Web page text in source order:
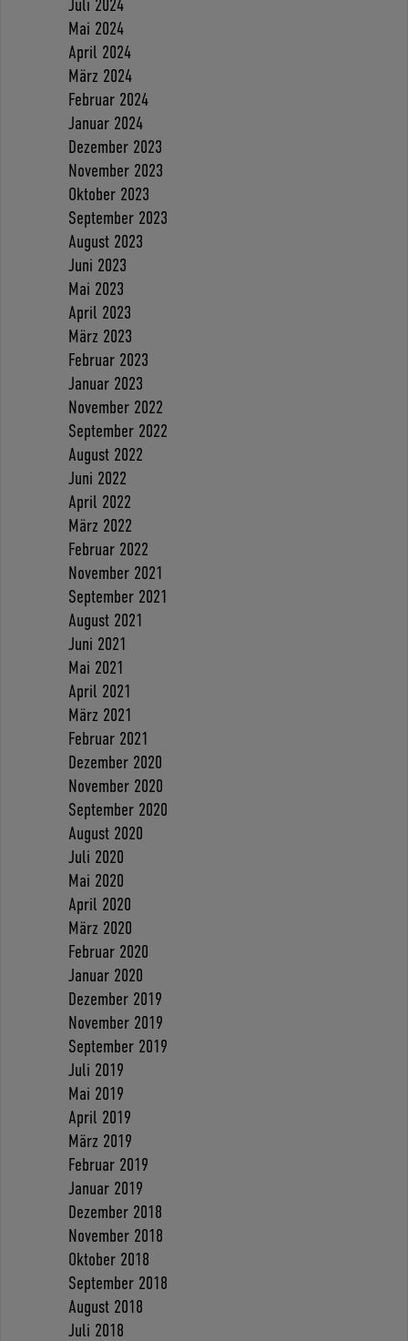
Juli 2024
Mai 2024
April 2024
März 2024
Februar 2024
Januar 2024
Dezember 2023
November 2023
Oktober 2023
September 2023
August 2023
Juni 2023
Mai 2023
April 2023
März 2023
Februar 2023
Januar 2023
November 2022
September 2022
August 2022
Juni 2022
April 2022
März 2022
Februar 2022
November 2021
September 2021
August 2021
Juni 2021
Mai 2021
April 2021
März 2021
Februar 2021
Dezember 2020
November 2020
September 2020
August 2020
Juli 2020
Mai 2020
April 2020
März 2020
Februar 2020
Januar 2020
Dezember 2019
November 2019
September 2019
Juli 2019
Mai 2019
April 2019
März 2019
Februar 2019
Januar 2019
Dezember 2018
November 2018
Oktober 2018
September 2018
August 2018
Juli 2018